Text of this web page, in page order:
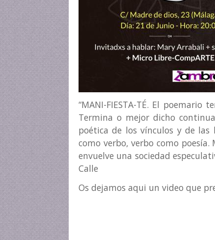
“MANI-FIESTA-TÉ. El
Termina o mejor dicho
poética de los vínculos y de las
como verbo, verbo como
envuelve una sociedad
Calle
Os dejamos aqui un video que